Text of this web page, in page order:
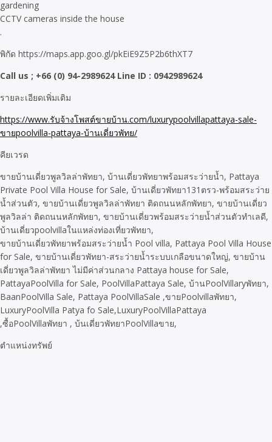
gardening
CCTV cameras inside the house
.
พิกัด https://maps.app.goo.gl/pkEiE9Z5P2b6thXT7
Call us ; +66 (0) 94-2989624 Line ID : 0942989624
รายละเอียดเพิ่มเติม
https://www.รับจ้างโพสต์ขายบ้าน.com/luxurypoolvillapattaya-sale-
ขายpoolvilla-pattaya-บ้านเดี่ยวพัทย/
คียเวรด
ขายบ้านเดี่ยวพูลวิลล่าพัทยา, บ้านเดี่ยวพัทยาพร้อมสระว่ายน้ำ, Pattaya
Private Pool Villa House for Sale, บ้านเดี่ยวพัทยา131ตรว-พร้อมสระว่าย
น้ำส่วนตัว, ขายบ้านเดี่ยวพูลวิลล่าพัทยา ติดถนนหลักพัทยา, ขายบ้านเดี่ยว
พูลวิลล่า ติดถนนหลักพัทยา, ขายบ้านเดี่ยวพร้อมสระว่ายน้ำส่วนตัวทำเลดี,
บ้านเดี่ยวpoolvillaในแหล่งท่องเที่ยวพัทยา,
ขายบ้านเดี่ยวพัทยาพร้อมสระว่ายน้ำ Pool villa, Pattaya Pool Villa House
for Sale, ขายบ้านเดี่ยวพัทยา-สระว่ายน้ำระบบเกลือขนาดใหญ่, ขายบ้าน
เดี่ยวพูลวิลล่าพัทยา ไม่มีค่าส่วนกลาง Pattaya house for Sale,
PattayaPoolVilla for Sale, PoolVillaPattaya Sale, บ้านPoolVillaryพัทยา,
BaanPoolVilla Sale, Pattaya PoolVillaSale ,ขายPoolvillaพัทยา,
LuxuryPoolVilla Patya fo Sale,LuxuryPoolVillaPattaya
,ซื้อPoolVillaพัทยา , บ้นเดี่ยวพัทยาPoolVillaขาย,
ตำแหน่งทรัพย์